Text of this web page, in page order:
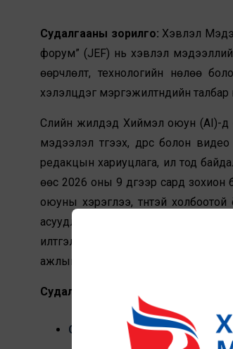
Судалгааны зорилго: Хэвлэл
форум” (JEF) нь хэвлэл
өөрчлөлт, технологийн нөлөө
хэлэлцдэг мэргэжилтнүүдийн
Сүүлийн жилүүдэд Хиймэл оюун (AI)-
мэдээлэл түгээх, дүрс болон
редакцын хариуцлага, ил тод
өөс 2026 оны 9 дүгээр сард зохион
оюуны хэрэглээ, түүнтэй
асуудлыг олон талт
илтгэлүүдийг мэргэжлийн түвшинд
ажлыг гүйцэтгүүлэхээр энэхүү сонгон
Судалгааны ажлын сэдэв болон
Судалгаа №01 нь JEF2026